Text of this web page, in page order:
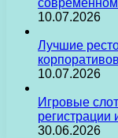
10.07.2026
Лучшие
10.07.2026
Игровые
регистрации
30.06.2026